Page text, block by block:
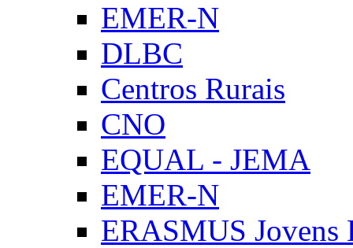
EMER-N
DLBC
Centros Rurais
CNO
EQUAL - JEMA
EMER-N
ERASMUS Jovens